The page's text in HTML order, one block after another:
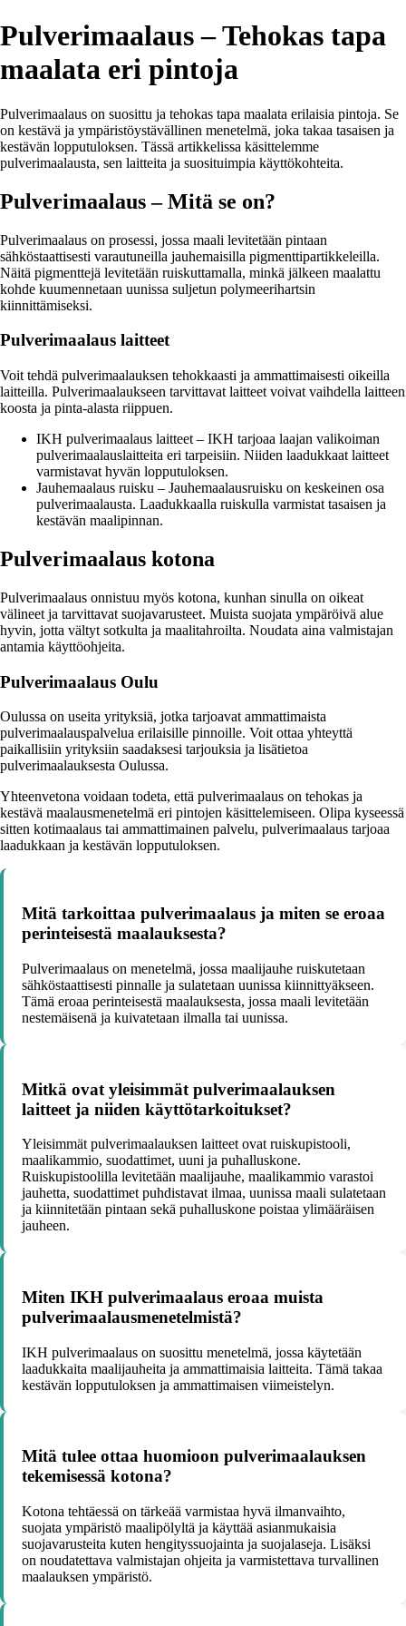
Pulverimaalaus – Tehokas tapa
maalata eri pintoja
Pulverimaalaus on suosittu ja tehokas tapa maalata erilaisia pintoja. Se
on kestävä ja ympäristöystävällinen menetelmä, joka takaa tasaisen ja
kestävän lopputuloksen. Tässä artikkelissa käsittelemme
pulverimaalausta, sen laitteita ja suosituimpia käyttökohteita.
Pulverimaalaus – Mitä se on?
Pulverimaalaus on prosessi, jossa maali levitetään pintaan
sähköstaattisesti varautuneilla jauhemaisilla pigmenttipartikkeleilla.
Näitä pigmenttejä levitetään ruiskuttamalla, minkä jälkeen maalattu
kohde kuumennetaan uunissa suljetun polymeerihartsin
kiinnittämiseksi.
Pulverimaalaus laitteet
Voit tehdä pulverimaalauksen tehokkaasti ja ammattimaisesti oikeilla
laitteilla. Pulverimaalaukseen tarvittavat laitteet voivat vaihdella laitteen
koosta ja pinta-alasta riippuen.
IKH pulverimaalaus laitteet – IKH tarjoaa laajan valikoiman
pulverimaalauslaitteita eri tarpeisiin. Niiden laadukkaat laitteet
varmistavat hyvän lopputuloksen.
Jauhemaalaus ruisku – Jauhemaalausruisku on keskeinen osa
pulverimaalausta. Laadukkaalla ruiskulla varmistat tasaisen ja
kestävän maalipinnan.
Pulverimaalaus kotona
Pulverimaalaus onnistuu myös kotona, kunhan sinulla on oikeat
välineet ja tarvittavat suojavarusteet. Muista suojata ympäröivä alue
hyvin, jotta vältyt sotkulta ja maalitahroilta. Noudata aina valmistajan
antamia käyttöohjeita.
Pulverimaalaus Oulu
Oulussa on useita yrityksiä, jotka tarjoavat ammattimaista
pulverimaalauspalvelua erilaisille pinnoille. Voit ottaa yhteyttä
paikallisiin yrityksiin saadaksesi tarjouksia ja lisätietoa
pulverimaalauksesta Oulussa.
Yhteenvetona voidaan todeta, että pulverimaalaus on tehokas ja
kestävä maalausmenetelmä eri pintojen käsittelemiseen. Olipa kyseessä
sitten kotimaalaus tai ammattimainen palvelu, pulverimaalaus tarjoaa
laadukkaan ja kestävän lopputuloksen.
Mitä tarkoittaa pulverimaalaus ja miten se eroaa
perinteisestä maalauksesta?
Pulverimaalaus on menetelmä, jossa maalijauhe ruiskutetaan
sähköstaattisesti pinnalle ja sulatetaan uunissa kiinnittyäkseen.
Tämä eroaa perinteisestä maalauksesta, jossa maali levitetään
nestemäisenä ja kuivatetaan ilmalla tai uunissa.
Mitkä ovat yleisimmät pulverimaalauksen
laitteet ja niiden käyttötarkoitukset?
Yleisimmät pulverimaalauksen laitteet ovat ruiskupistooli,
maalikammio, suodattimet, uuni ja puhalluskone.
Ruiskupistoolilla levitetään maalijauhe, maalikammio varastoi
jauhetta, suodattimet puhdistavat ilmaa, uunissa maali sulatetaan
ja kiinnitetään pintaan sekä puhalluskone poistaa ylimääräisen
jauheen.
Miten IKH pulverimaalaus eroaa muista
pulverimaalausmenetelmistä?
IKH pulverimaalaus on suosittu menetelmä, jossa käytetään
laadukkaita maalijauheita ja ammattimaisia laitteita. Tämä takaa
kestävän lopputuloksen ja ammattimaisen viimeistelyn.
Mitä tulee ottaa huomioon pulverimaalauksen
tekemisessä kotona?
Kotona tehtäessä on tärkeää varmistaa hyvä ilmanvaihto,
suojata ympäristö maalipölyltä ja käyttää asianmukaisia
suojavarusteita kuten hengityssuojainta ja suojalaseja. Lisäksi
on noudatettava valmistajan ohjeita ja varmistettava turvallinen
maalauksen ympäristö.